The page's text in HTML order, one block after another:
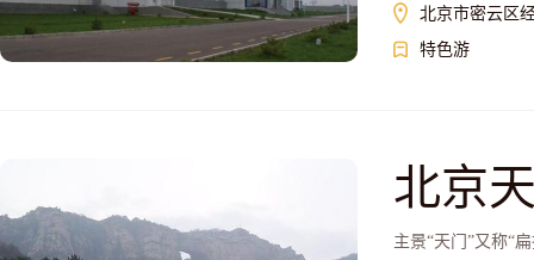
北京市密云区
特色游
北京
主景“天门”又称“